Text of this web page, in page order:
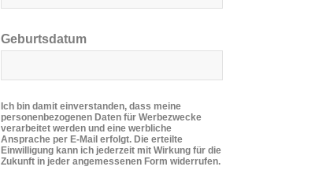
Geburtsdatum
Ich bin damit einverstanden, dass meine
personenbezogenen Daten für Werbezwecke
verarbeitet werden und eine werbliche
Ansprache per E-Mail erfolgt. Die erteilte
Einwilligung kann ich jederzeit mit Wirkung für die
Zukunft in jeder angemessenen Form widerrufen.